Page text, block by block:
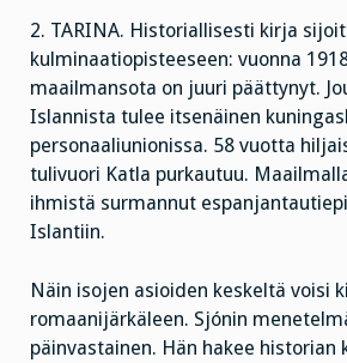
2. TARINA. Historiallisesti kirja
kulminaatiopisteeseen: vuonna
maailmansota on juuri päättynyt.
Islannista tulee itsenäinen
personaaliunionissa. 58 vuotta
tulivuori Katla purkautuu.
ihmistä surmannut
Islantiin.
Näin isojen asioiden keskeltä voisi
romaanijärkäleen. Sjónin
päinvastainen. Hän hakee historian